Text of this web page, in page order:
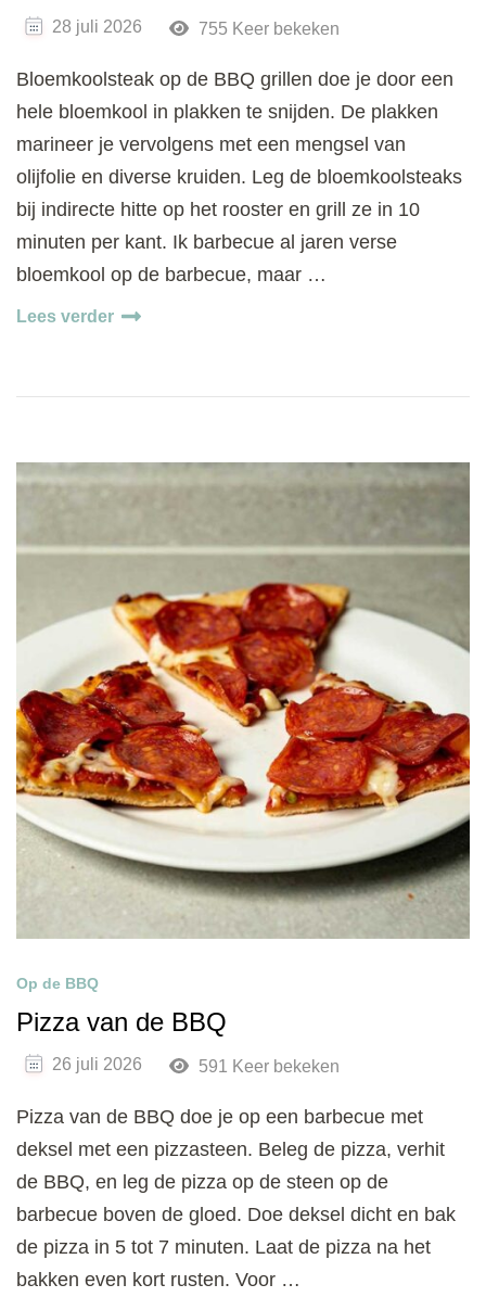
28 juli 2026 755 Keer bekeken
Bloemkoolsteak op de BBQ grillen doe je door een
hele bloemkool in plakken te snijden. De plakken
marineer je vervolgens met een mengsel van
olijfolie en diverse kruiden. Leg de bloemkoolsteaks
bij indirecte hitte op het rooster en grill ze in 10
minuten per kant. Ik barbecue al jaren verse
bloemkool op de barbecue, maar …
Lees verder
Op de BBQ
Pizza van de BBQ
26 juli 2026 591 Keer bekeken
Pizza van de BBQ doe je op een barbecue met
deksel met een pizzasteen. Beleg de pizza, verhit
de BBQ, en leg de pizza op de steen op de
barbecue boven de gloed. Doe deksel dicht en bak
de pizza in 5 tot 7 minuten. Laat de pizza na het
bakken even kort rusten. Voor …